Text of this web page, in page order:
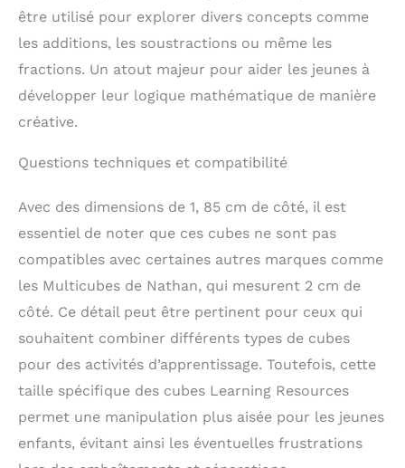
être utilisé pour explorer divers concepts comme
les additions, les soustractions ou même les
fractions. Un atout majeur pour aider les jeunes à
développer leur logique mathématique de manière
créative.
Questions techniques et compatibilité
Avec des dimensions de 1, 85 cm de côté, il est
essentiel de noter que ces cubes ne sont pas
compatibles avec certaines autres marques comme
les Multicubes de Nathan, qui mesurent 2 cm de
côté. Ce détail peut être pertinent pour ceux qui
souhaitent combiner différents types de cubes
pour des activités d’apprentissage. Toutefois, cette
taille spécifique des cubes Learning Resources
permet une manipulation plus aisée pour les jeunes
enfants, évitant ainsi les éventuelles frustrations